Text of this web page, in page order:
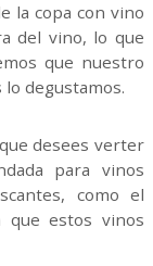
la copa con vino
del vino, lo que
que nuestro
degustamos.
desees verter
para vinos
como el
que estos vinos